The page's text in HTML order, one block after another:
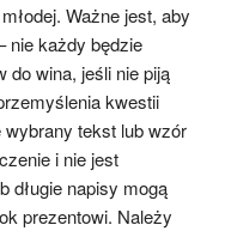
Ważne jest, aby
nie każdy będzie
wina, jeśli nie piją
kwestii
tekst lub wzór
i nie jest
długie napisy mogą
prezentowi. Należy